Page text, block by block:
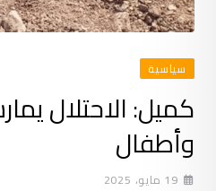
سياسية
وأطفال
19 مايو، 2025